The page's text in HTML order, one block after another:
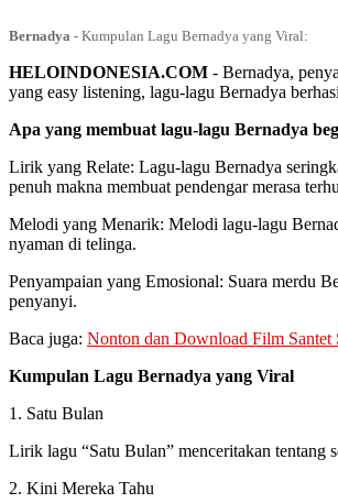
Bernadya - Kumpulan Lagu Bernadya yang Viral:
HELOINDONESIA.COM - Bernadya,
yang easy listening, lagu-lagu Bernadya
Apa yang membuat lagu-lagu Bernadya
Lirik yang Relate: Lagu-lagu Bernadya
penuh makna membuat pendengar merasa
Melodi yang Menarik: Melodi lagu-lagu
nyaman di telinga.
Penyampaian yang Emosional: Suara merdu
penyanyi.
Baca juga: Nonton dan Download Film
Kumpulan Lagu Bernadya yang Viral
1. Satu Bulan
Lirik lagu “Satu Bulan” menceritakan tentang
2. Kini Mereka Tahu